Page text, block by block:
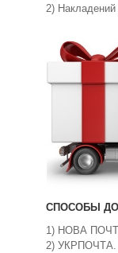
2)
СПОСОБЫ
1) НОВА
2) УКРПОЧТА.